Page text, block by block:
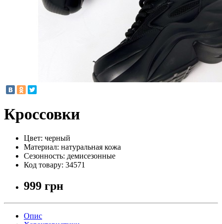
Кроссовки
Цвет: черный
Материал: натуральная кожа
Сезонность: демисезонные
Код товару: 34571
999 грн
Опис